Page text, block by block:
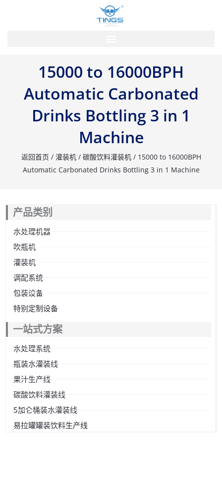
15000 to 16000BPH
Automatic Carbonated
Drinks Bottling 3 in 1
Machine
返回首页 / 灌装机/ 碳酸饮料灌装机/ 15000 to 16000BPH
Automatic Carbonated Drinks Bottling 3 in 1 Machine
产品类别
水处理机器
吹瓶机
灌装机
调配系统
包装设备
特别定制设备
一站式方案
水处理系统
瓶装水灌装线
果汁生产线
碳酸饮料灌装线
5加仑桶装水灌装线
易拉罐罐装饮料生产线